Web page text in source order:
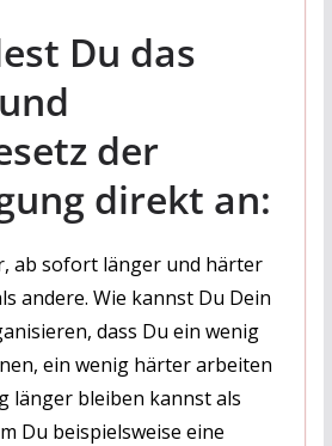
Du das
der
direkt an:
ab sofort länger und härter
andere. Wie kannst Du Dein
dass Du ein wenig
ein wenig härter arbeiten
länger bleiben kannst als
Du beispielsweise eine